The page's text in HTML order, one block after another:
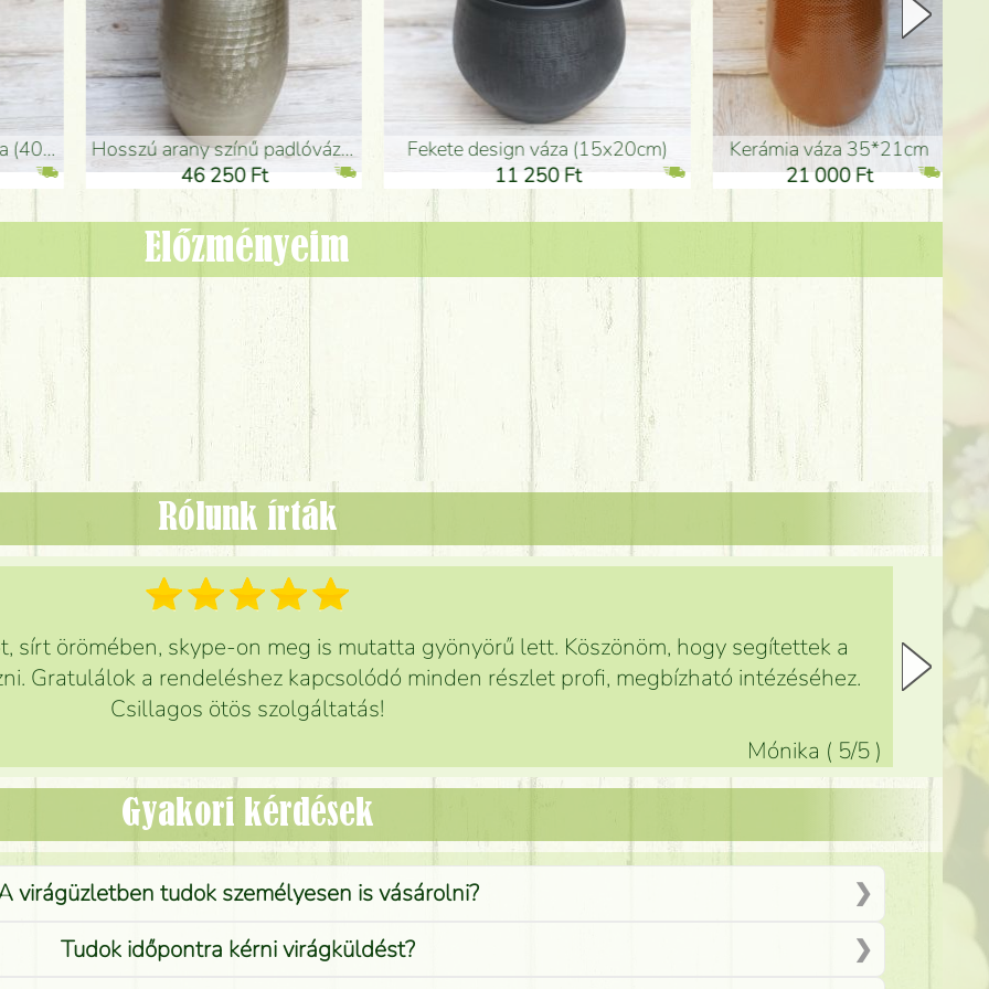
(50x29cm)
fekete design váza (15x20cm)
11 250 Ft
Kerámia váza 35*21cm
21 000 Ft
ballagó fiú fa betűző
1 300 Ft
Előzményeim
Rólunk írták
sírt örömében, skype-on meg is mutatta gyönyörű lett. Köszönöm, hogy segítettek a
Gratulálok a rendeléshez kapcsolódó minden részlet profi, megbízható intézéséhez.
Csillagos ötös szolgáltatás!
Mónika ( 5/5 )
Gyakori kérdések
virágüzletben tudok személyesen is vásárolni?
Tudok időpontra kérni virágküldést?